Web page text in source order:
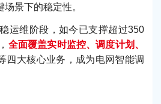
景下的稳定性。
运维阶段，如今已支撑超过350
全面覆盖实时监控、调度计划、
四大核心业务，成为电网智能调